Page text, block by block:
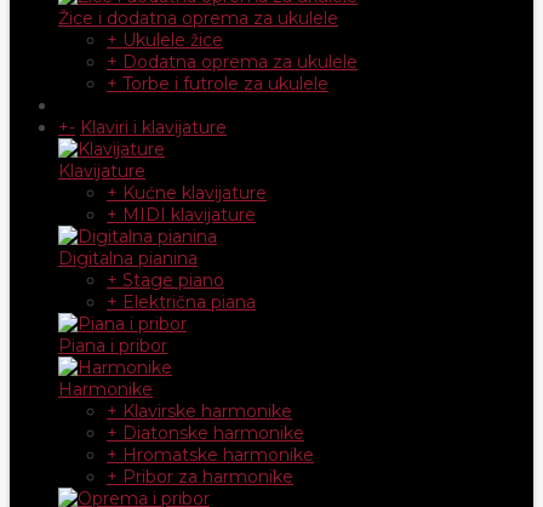
Žice i dodatna oprema za ukulele
+ Ukulele žice
+ Dodatna oprema za ukulele
+ Torbe i futrole za ukulele
+- Klaviri i klavijature
Klavijature
+ Kućne klavijature
+ MIDI klavijature
Digitalna pianina
+ Stage piano
+ Električna piana
Piana i pribor
Harmonike
+ Klavirske harmonike
+ Diatonske harmonike
+ Hromatske harmonike
+ Pribor za harmonike